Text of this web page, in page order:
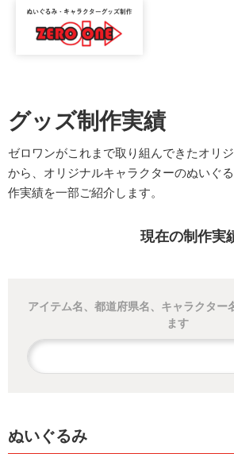
グッズ制作実績
ゼロワンがこれまで取り組んできたオリ
から、オリジナルキャラクターのぬいぐ
作実績を一部ご紹介します。
現在の制作実
アイテム名、都道府県名、キャラクター
ます
ぬいぐるみ